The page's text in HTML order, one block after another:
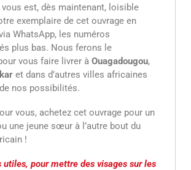
est, dès maintenant, loisible
exemplaire de cet ouvrage en
WhatsApp, les numéros
plus bas. Nous ferons le
vous faire livrer à Ouagadougou,
et dans d’autres villes africaines
nos possibilités.
vous, achetez cet ouvrage pour un
une jeune sœur à l’autre bout du
!
utiles, pour mettre des visages sur les